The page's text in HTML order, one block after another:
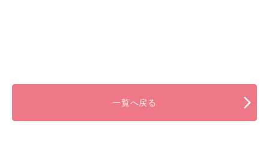
一覧へ戻る